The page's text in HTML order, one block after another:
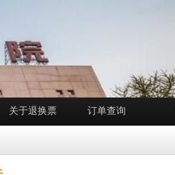
关于退换票 订单查询